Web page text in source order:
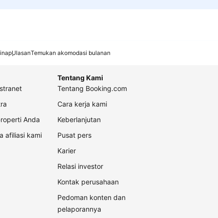
UlasanTemukan akomodasi bulanan
Anda
afiliasi kami
Tentang Kami
Tentang Booking.com
Cara kerja kami
Keberlanjutan
Pusat pers
Karier
Relasi investor
Kontak perusahaan
Pedoman konten dan
pelaporannya